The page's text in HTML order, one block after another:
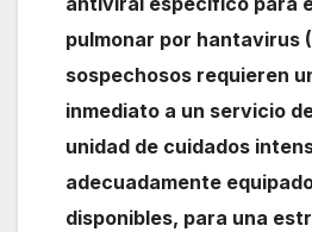
pulmonar por hantavirus
sospechosos requieren
inmediato a un servicio
unidad de cuidados
adecuadamente
disponibles, para una